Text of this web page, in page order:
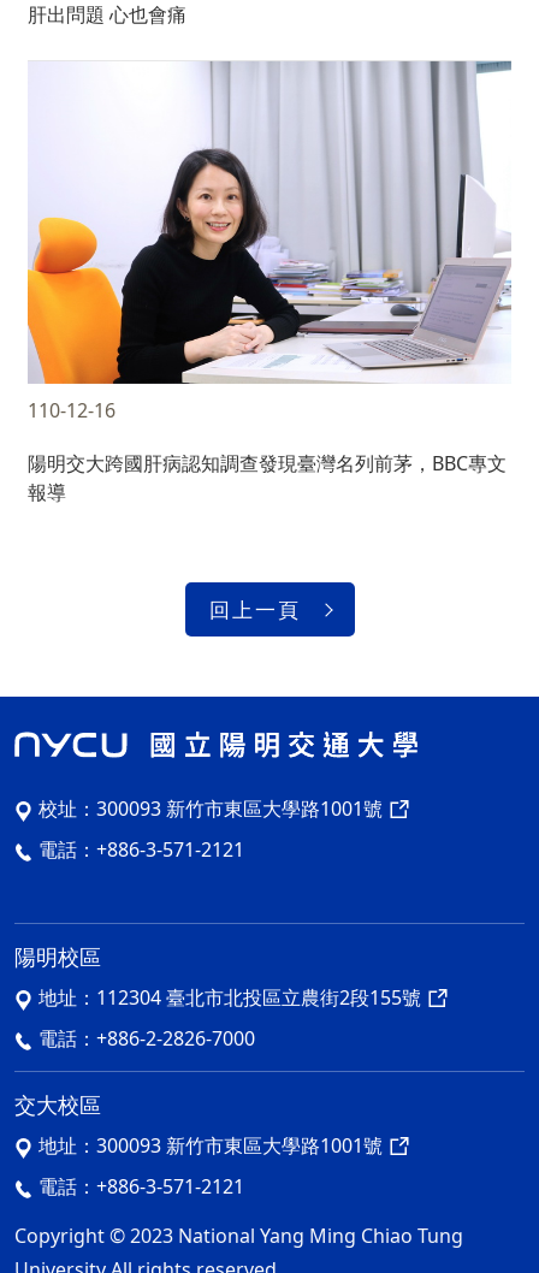
肝出問題 心也會痛
110-12-16
陽明交大跨國肝病認知調查發現臺灣名列前茅，BBC專文
報導
回上一頁
校址： 300093 新竹市東區大學路1001號
電話： +886-3-571-2121
陽明校區
地址： 112304 臺北市北投區立農街2段155號
電話： +886-2-2826-7000
交大校區
地址： 300093 新竹市東區大學路1001號
電話： +886-3-571-2121
Copyright © 2023 National Yang Ming Chiao Tung